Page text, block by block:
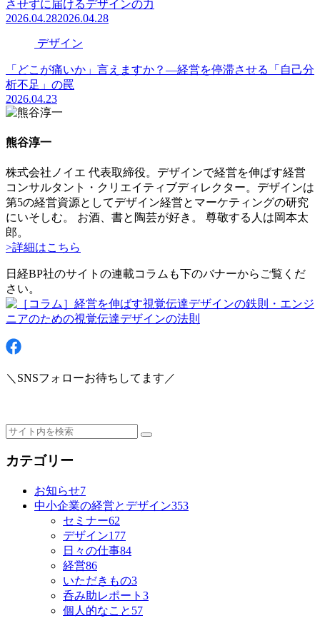
させずに届けるデザインの力
2026.04.282026.04.28
デザイン
「どこが痛いか」言えますか？―経営を停滞させる「自己分
析不足」の罠
2026.04.23
熊谷淳一
株式会社ノイエ 代表取締役。デザインで経営を伸ばす経営
コンサルタント・クリエイティブディレクター。デザインは
第5の経営資源としてデザイン経営とマーケティングの研究
にいそしむ。 お酒、書と陶芸が好き。 尊敬する人は岡本太
郎。
>詳細はこちら
日経BP社のサイトの連載コラムも下のバナーからご覧くだ
さい。
＼SNSフォローお待ちしてます／
カテゴリー
お知らせ7
中小企業の経営とデザイン353
セミナー62
デザイン177
日々の仕事84
経営86
いただきもの3
呑み助レポート 3
個人的なこと 57